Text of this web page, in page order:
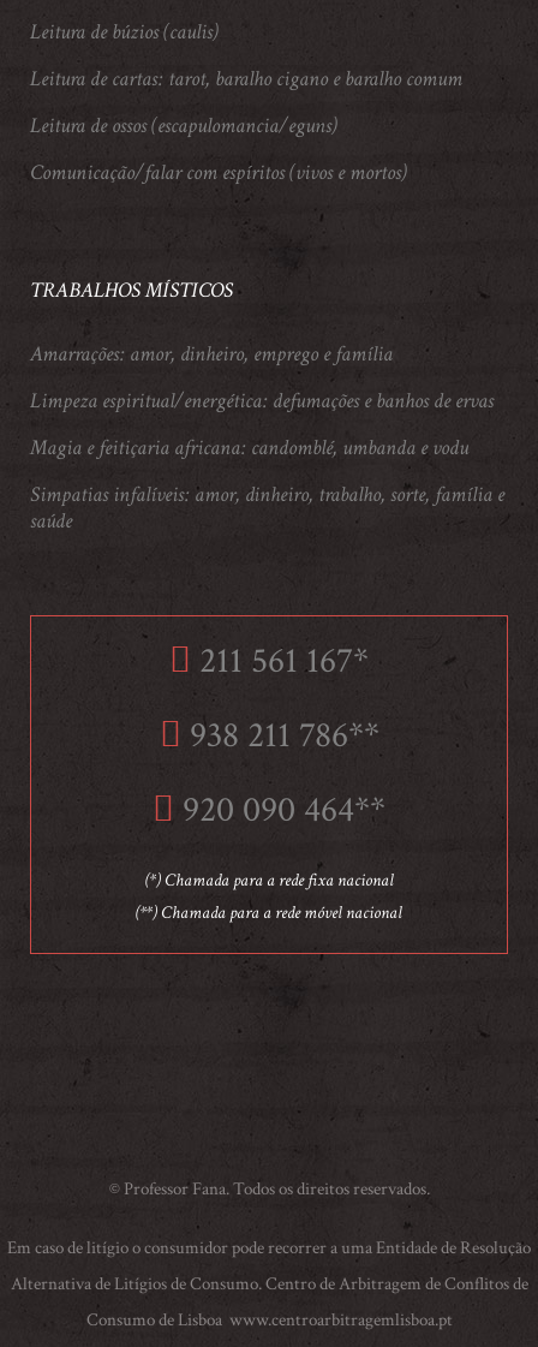
Leitura de búzios (caulis)
Leitura de cartas: tarot, baralho cigano e baralho comum
Leitura de ossos (escapulomancia/eguns)
Comunicação/falar com espíritos (vivos e mortos)
TRABALHOS MÍSTICOS
Amarrações: amor, dinheiro, emprego e família
Limpeza espiritual/energética: defumações e banhos de ervas
Magia e feitiçaria africana: candomblé, umbanda e vodu
Simpatias infalíveis: amor, dinheiro, trabalho, sorte, família e
saúde
211 561 167*
938 211 786**
920 090 464**
(*) Chamada para a rede fixa nacional
(**) Chamada para a rede móvel nacional
© Professor Fana. Todos os direitos reservados.
Em caso de litígio o consumidor pode recorrer a uma Entidade de Resolução
Alternativa de Litígios de Consumo. Centro de Arbitragem de Conflitos de
Consumo de Lisboa www.centroarbitragemlisboa.pt